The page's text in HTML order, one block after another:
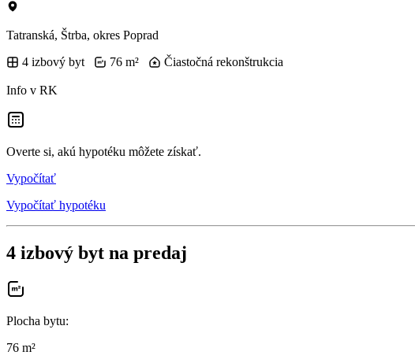
Tatranská, Štrba, okres Poprad
4 izbový byt
76 m² Čiastočná rekonštrukcia
Info v RK
Overte si, akú hypotéku môžete získať.
Vypočítať
Vypočítať hypotéku
4 izbový byt na predaj
Plocha bytu:
76 m²